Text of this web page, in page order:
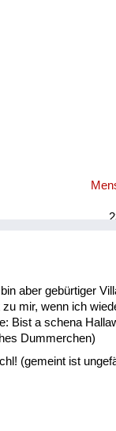
aber gebürtiger
mir, wenn ich
Bist a schena
Dummerchen)
(gemeint ist